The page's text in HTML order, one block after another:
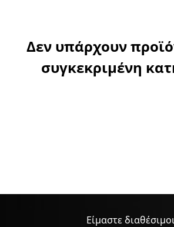
Δεν υπάρχουν
συγκεκριμένη
Είμαστε